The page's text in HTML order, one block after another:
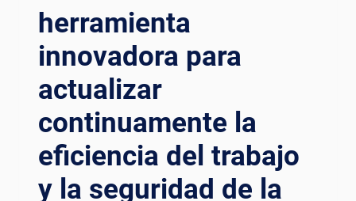
herramienta
innovadora para
actualizar
continuamente la
eficiencia del trabajo
y la seguridad de la